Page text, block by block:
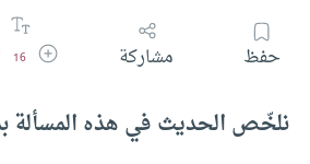
حفظ مشاركة زيادة حجم
16
نلخّص الحديث في هذه المسألة